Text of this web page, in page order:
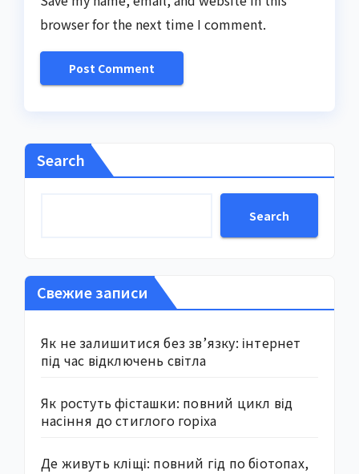
browser for the next time I comment.
Search
Search
Свежие записи
Як не залишитися без зв’язку: інтернет
під час відключень світла
Як ростуть фісташки: повний цикл від
насіння до стиглого горіха
Де живуть кліщі: повний гід по біотопах,